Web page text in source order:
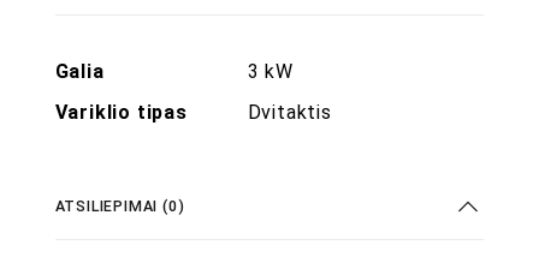
Galia
3 kW
Variklio tipas
Dvitaktis
ATSILIEPIMAI (0)